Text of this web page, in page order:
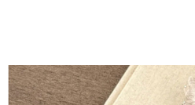
便利好安心！
１．簡單：不需註冊會員、不需綁卡、不
２．便利：只要手機號碼，簡訊認證，即
運送方式